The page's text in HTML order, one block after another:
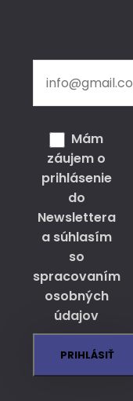
Mám
záujem o
prihlásenie
do
Newslettera
a súhlasím
so
spracovaním
osobných
údajov
PRIHLÁSIŤ